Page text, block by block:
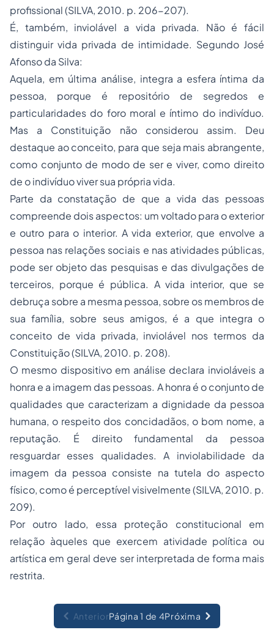
profissional (SILVA, 2010. p. 206-207).
É, também, inviolável a vida privada. Não é fácil
distinguir vida privada de intimidade. Segundo José
Afonso da Silva:
Aquela, em última análise, integra a esfera íntima da
pessoa, porque é repositório de segredos e
particularidades do foro moral e íntimo do indivíduo.
Mas a Constituição não considerou assim. Deu
destaque ao conceito, para que seja mais abrangente,
como conjunto de modo de ser e viver, como direito
de o indivíduo viver sua própria vida.
Parte da constatação de que a vida das pessoas
compreende dois aspectos: um voltado para o exterior
e outro para o interior. A vida exterior, que envolve a
pessoa nas relações sociais e nas atividades públicas,
pode ser objeto das pesquisas e das divulgações de
terceiros, porque é pública. A vida interior, que se
debruça sobre a mesma pessoa, sobre os membros de
sua família, sobre seus amigos, é a que integra o
conceito de vida privada, inviolável nos termos da
Constituição (SILVA, 2010. p. 208).
O mesmo dispositivo em análise declara invioláveis a
honra e a imagem das pessoas. A honra é o conjunto de
qualidades que caracterizam a dignidade da pessoa
humana, o respeito dos concidadãos, o bom nome, a
reputação. É direito fundamental da pessoa
resguardar esses qualidades. A inviolabilidade da
imagem da pessoa consiste na tutela do aspecto
físico, como é perceptível visivelmente (SILVA, 2010. p.
209).
Por outro lado, essa proteção constitucional em
relação àqueles que exercem atividade política ou
artística em geral deve ser interpretada de forma mais
restrita.
AnteriorPágina 1 de 4Próxima